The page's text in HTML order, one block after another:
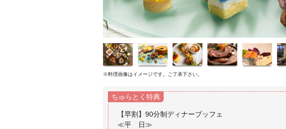
※料理画像はイメージです。ご了承下さい。
ちゅらとく特典
【早割】90分制ディナーブッフェ
≪平 日≫